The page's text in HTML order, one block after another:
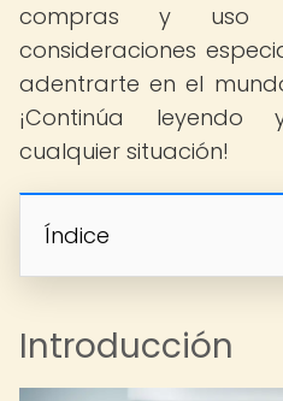
compras y uso
consideraciones
adentrarte en el
¡Continúa
cualquier situación!
Índice
Introducción